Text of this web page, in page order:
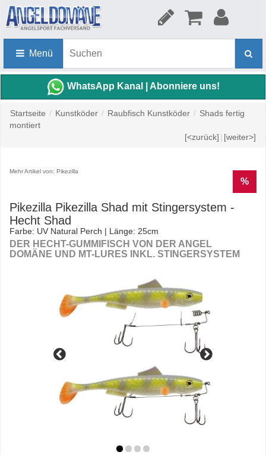
Menü
WhatsApp Kanal | Abonniere uns!
Startseite / Kunstköder / Raubfisch Kunstköder / Shads fertig
montiert
[<zurück] | [weiter>]
Mehr Artikel von: Pikezilla
%
Pikezilla Pikezilla Shad mit Stingersystem -
Hecht Shad
Farbe: UV Natural Perch | Länge: 25cm
DER HECHT-GUMMIFISCH VON DER ANGEL
DOMÄNE UND MT-LURES INKL. STINGERSYSTEM